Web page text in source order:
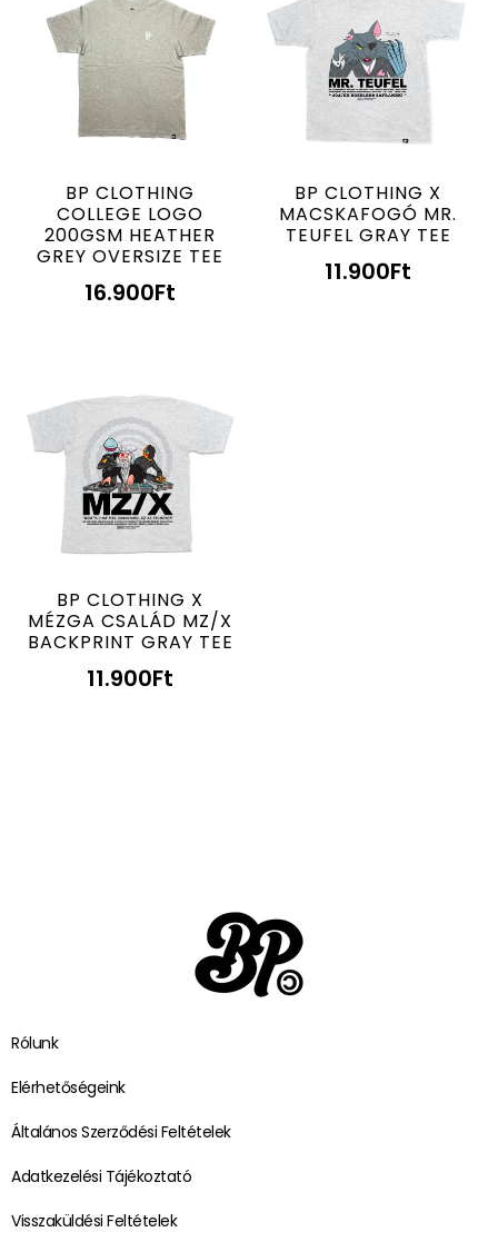
BP CLOTHING
COLLEGE LOGO
200GSM HEATHER
GREY OVERSIZE TEE
16.900Ft
BP CLOTHING X
MACSKAFOGÓ MR.
TEUFEL GRAY TEE
11.900Ft
BP CLOTHING X
MÉZGA CSALÁD MZ/X
BACKPRINT GRAY TEE
11.900Ft
Rólunk
Elérhetőségeink
Általános Szerződési Feltételek
Adatkezelési Tájékoztató
Visszaküldési Feltételek